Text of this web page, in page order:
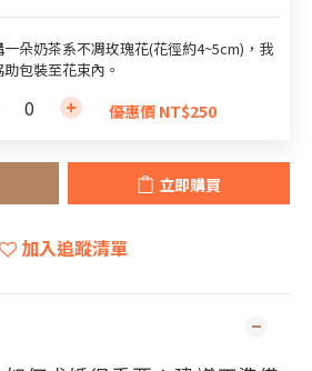
一朵奶茶系不凋玫瑰花(花徑約4~5cm)，我
包裝至花束內。
優惠價 NT$250
立即購買
加入追蹤清單